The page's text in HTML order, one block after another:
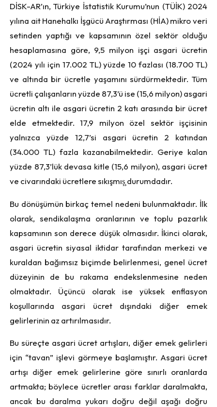
DİSK-AR’ın, Türkiye İstatistik Kurumu’nun (TÜİK) 2024
yılına ait Hanehalkı İşgücü Araştırması (HİA) mikro veri
setinden yaptığı ve kapsamının özel sektör olduğu
hesaplamasına göre, 9,5 milyon işçi asgari ücretin
(2024 yılı için 17.002 TL) yüzde 10 fazlası (18.700 TL)
ve altında bir ücretle yaşamını sürdürmektedir. Tüm
ücretli çalışanların yüzde 87,3’ü ise (15,6 milyon) asgari
ücretin altı ile asgari ücretin 2 katı arasında bir ücret
elde etmektedir. 17,9 milyon özel sektör işçisinin
yalnızca yüzde 12,7’si asgari ücretin 2 katından
(34.000 TL) fazla kazanabilmektedir. Geriye kalan
yüzde 87,3’lük devasa kitle (15,6 milyon), asgari ücret
ve civarındaki ücretlere sıkışmış̧ durumdadır.
Bu dönüşümün birkaç temel nedeni bulunmaktadır. İlk
olarak, sendikalaşma oranlarının ve toplu pazarlık
kapsamının son derece düşük olmasıdır. İkinci olarak,
asgari ücretin siyasal iktidar tarafından merkezi ve
kuraldan bağımsız biçimde belirlenmesi, genel ücret
düzeyinin de bu rakama endekslenmesine neden
olmaktadır. Üçüncü olarak ise yüksek enflasyon
koşullarında asgari ücret dışındaki diğer emek
gelirlerinin az artırılmasıdır.
Bu süreçte asgari ücret artışları, diğer emek gelirleri
için “tavan” işlevi görmeye başlamıştır. Asgari ücret
artışı diğer emek gelirlerine göre sınırlı oranlarda
artmakta; böylece ücretler arası farklar daralmakta,
ancak bu daralma yukarı doğru değil aşağı doğru